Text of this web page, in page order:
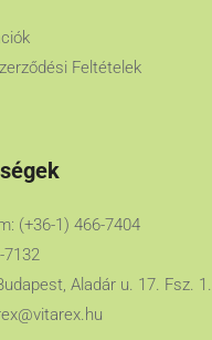
Feltételek
(+36-1) 466-7404
7132
Aladár u. 17. Fsz. 1.